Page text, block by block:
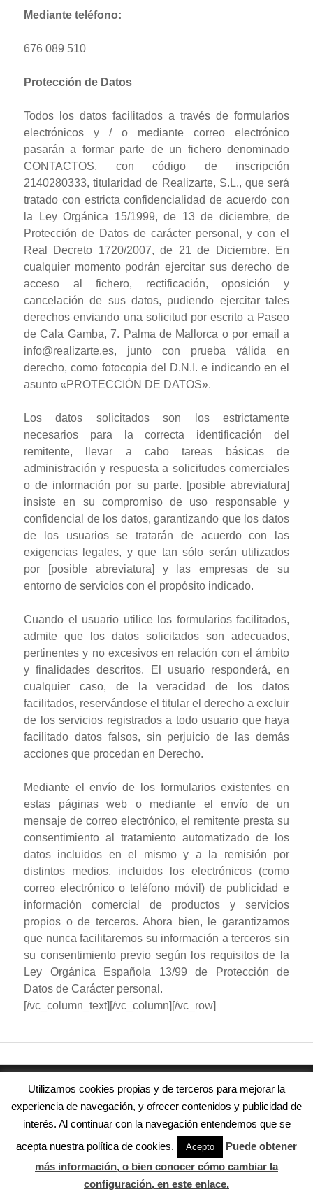
Mediante teléfono:
676 089 510
Protección de Datos
Todos los datos facilitados a través de formularios
electrónicos y / o mediante correo electrónico
pasarán a formar parte de un fichero denominado
CONTACTOS, con código de inscripción
2140280333, titularidad de Realizarte, S.L., que será
tratado con estricta confidencialidad de acuerdo con
la Ley Orgánica 15/1999, de 13 de diciembre, de
Protección de Datos de carácter personal, y con el
Real Decreto 1720/2007, de 21 de Diciembre. En
cualquier momento podrán ejercitar sus derecho de
acceso al fichero, rectificación, oposición y
cancelación de sus datos, pudiendo ejercitar tales
derechos enviando una solicitud por escrito a Paseo
de Cala Gamba, 7. Palma de Mallorca o por email a
info@realizarte.es, junto con prueba válida en
derecho, como fotocopia del D.N.I. e indicando en el
asunto «PROTECCIÓN DE DATOS».
Los datos solicitados son los estrictamente
necesarios para la correcta identificación del
remitente, llevar a cabo tareas básicas de
administración y respuesta a solicitudes comerciales
o de información por su parte. [posible abreviatura]
insiste en su compromiso de uso responsable y
confidencial de los datos, garantizando que los datos
de los usuarios se tratarán de acuerdo con las
exigencias legales, y que tan sólo serán utilizados
por [posible abreviatura] y las empresas de su
entorno de servicios con el propósito indicado.
Cuando el usuario utilice los formularios facilitados,
admite que los datos solicitados son adecuados,
pertinentes y no excesivos en relación con el ámbito
y finalidades descritos. El usuario responderá, en
cualquier caso, de la veracidad de los datos
facilitados, reservándose el titular el derecho a excluir
de los servicios registrados a todo usuario que haya
facilitado datos falsos, sin perjuicio de las demás
acciones que procedan en Derecho.
Mediante el envío de los formularios existentes en
estas páginas web o mediante el envío de un
mensaje de correo electrónico, el remitente presta su
consentimiento al tratamiento automatizado de los
datos incluidos en el mismo y a la remisión por
distintos medios, incluidos los electrónicos (como
correo electrónico o teléfono móvil) de publicidad e
información comercial de productos y servicios
propios o de terceros. Ahora bien, le garantizamos
que nunca facilitaremos su información a terceros sin
su consentimiento previo según los requisitos de la
Ley Orgánica Española 13/99 de Protección de
Datos de Carácter personal.
[/vc_column_text][/vc_column][/vc_row]
Aviso Legal
Utilizamos cookies propias y de terceros para mejorar la
experiencia de navegación, y ofrecer contenidos y publicidad de
interés. Al continuar con la navegación entendemos que se
acepta nuestra política de cookies.
Acepto
Puede obtener
más información, o bien conocer cómo cambiar la
configuración, en este enlace.